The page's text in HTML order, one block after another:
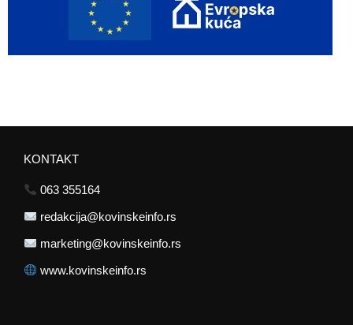
KONTAKT
063 355164
redakcija@kovinskeinfo.rs
marketing@kovinskeinfo.rs
www.kovinskeinfo.rs